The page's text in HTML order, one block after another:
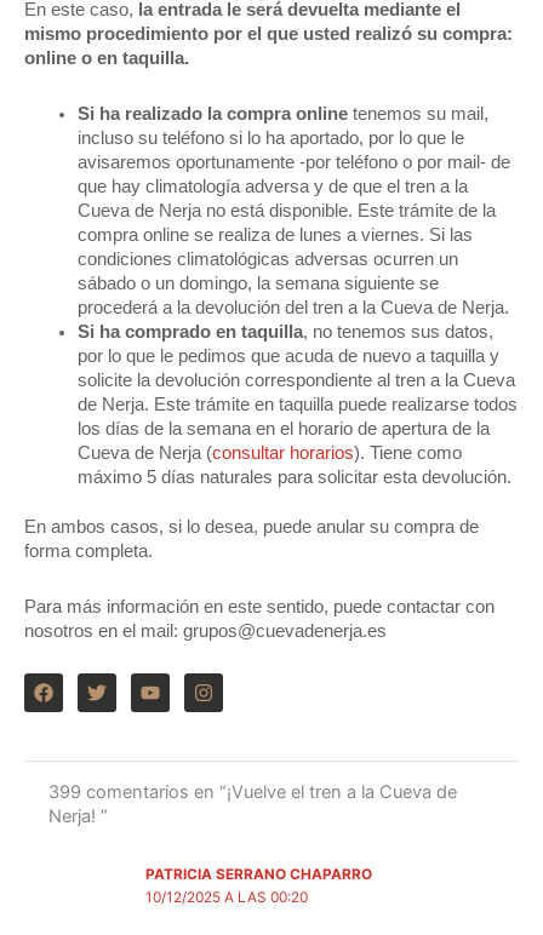
En este caso, la entrada le será devuelta mediante el
mismo procedimiento por el que usted realizó su compra:
online o en taquilla.
Si ha realizado la compra onlinetenemos su mail,
incluso su teléfono si lo ha aportado, por lo que le
avisaremos oportunamente -por teléfono o por mail- de
que hay climatología adversa y de que el tren a la
Cueva de Nerja no está disponible. Este trámite de la
compra online se realiza de lunes a viernes. Si las
condiciones climatológicas adversas ocurren un
sábado o un domingo, la semana siguiente se
procederá a la devolución del tren a la Cueva de Nerja.
Si ha comprado en taquilla, no tenemos sus datos,
por lo que le pedimos que acuda de nuevo a taquilla y
solicite la devolución correspondiente al tren a la Cueva
de Nerja. Este trámite en taquilla puede realizarse todos
los días de la semana en el horario de apertura de la
Cueva de Nerja (consultar horarios). Tiene como
máximo 5 días naturales para solicitar esta devolución.
En ambos casos, si lo desea, puede anular su compra de
forma completa.
Para más información en este sentido, puede contactar con
nosotros en el mail: grupos@cuevadenerja.es
F
a
b
o
o
k
T
w
t
r
Y
o
u
e
I
n
a
r
399 comentarios en “¡Vuelve el tren a la Cueva de
Nerja! ”
PATRICIA SERRANO CHAPARRO
10/12/2025 A LAS 00:20